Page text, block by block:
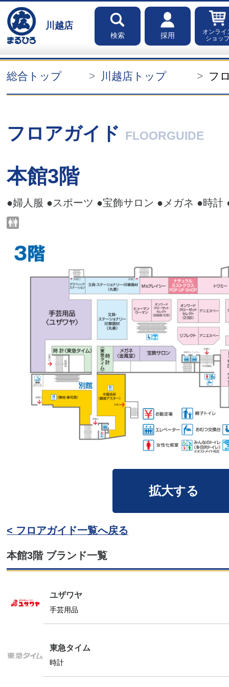
川越店
検索 採用
オンライ
ショッ
総合トップ 川越店トップ フ
フロアガイド FLOORGUIDE
本館3階
●婦人服 ●スポーツ ●宝飾サロン ●メガネ ●時計
拡大する
< フロアガイド一覧へ戻る
本館3階 ブランド一覧
ユザワヤ
手芸用品
東急タイム
時計